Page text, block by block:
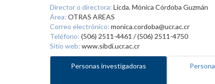
Director o directora: Licda. Mónica Córdoba Guzmán
Área: OTRAS AREAS
Correo electrónico: monica.cordoba@ucr.ac.cr
Teléfono: (506) 2511-4461 / (506) 2511-4750
Sitio web: www.sibdi.ucr.ac.cr
Personas investigadoras